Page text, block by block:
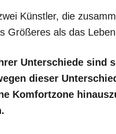
Künstler, die
Größeres als das
Unterschiede sind
dieser
Komfortzone